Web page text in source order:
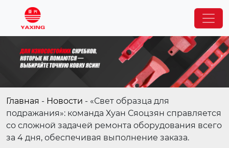
Главная - Новости - «Свет образца для
подражания»: команда Хуан Сяоцзян справляется
со сложной задачей ремонта оборудования всего
за 4 дня, обеспечивая выполнение заказа.